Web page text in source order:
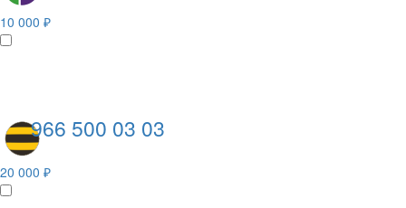
10 000 ₽
966 500 03 03
20 000 ₽